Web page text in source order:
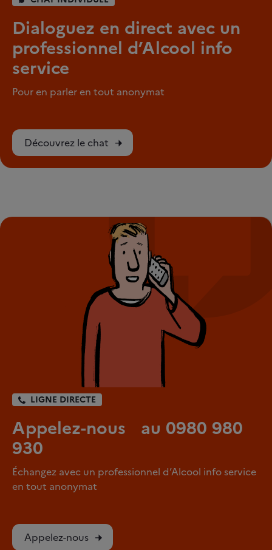
Dialoguez en direct avec un
professionnel d’Alcool info
service
Pour en parler en tout anonymat
Découvrez le chat
LIGNE DIRECTE
Appelez-nous au 0980 980
930
Échangez avec un professionnel d’Alcool info service
en tout anonymat
Appelez-nous